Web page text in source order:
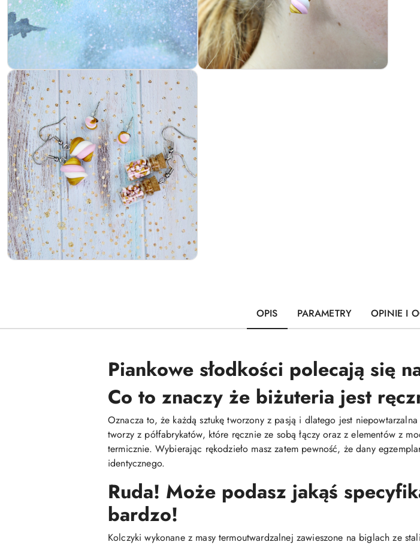
OPIS PARAMETRY OPINIE I
Piankowe słodkości polecają się
Co to znaczy że biżuteria jest
Oznacza to, że każdą sztukę tworzony z pasją i dlatego jest
tworzy z półfabrykatów, które ręcznie ze sobą łączy oraz z elementów z
termicznie. Wybierając rękodzieło masz zatem pewność, że dany
identycznego.
Ruda! Może podasz jakąś
bardzo!
Kolczyki wykonane z masy termoutwardzalnej zawieszone na biglach ze